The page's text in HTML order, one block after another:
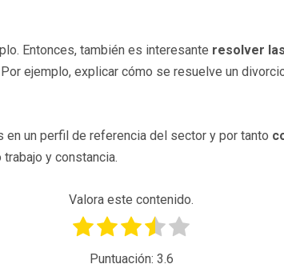
Entonces, también es interesante resolver
ejemplo, explicar cómo se resuelve un
en un perfil de referencia del sector y por tanto
y constancia.
Valora este contenido.
Puntuación: 3.6